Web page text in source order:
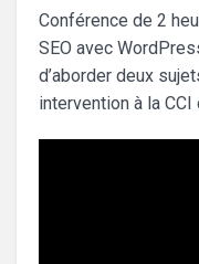
Conférence de 2
SEO avec
d’aborder deux
intervention à la